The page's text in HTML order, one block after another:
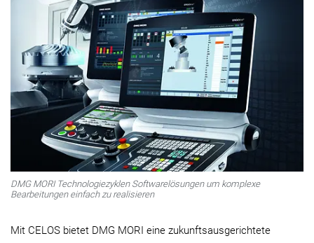
DMG MORI Technologiezyklen Softwarelösungen um komplexe
Bearbeitungen einfach zu realisieren
Mit CELOS bietet DMG MORI eine zukunftsausgerichtete